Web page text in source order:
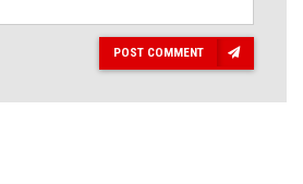
POST COMMENT